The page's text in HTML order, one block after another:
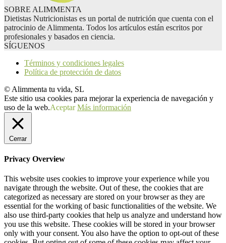
SOBRE ALIMMENTA
Dietistas Nutricionistas es un portal de nutrición que cuenta con el
patrocinio de Alimmenta. Todos los artículos están escritos por
profesionales y basados en ciencia.
SÍGUENOS
Términos y condiciones legales
Política de protección de datos
© Alimmenta tu vida, SL
Este sitio usa cookies para mejorar la experiencia de navegación y
uso de la web.Aceptar Más información
Cerrar
Privacy Overview
This website uses cookies to improve your experience while you
navigate through the website. Out of these, the cookies that are
categorized as necessary are stored on your browser as they are
essential for the working of basic functionalities of the website. We
also use third-party cookies that help us analyze and understand how
you use this website. These cookies will be stored in your browser
only with your consent. You also have the option to opt-out of these